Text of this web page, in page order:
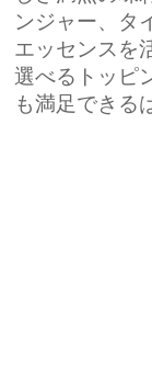
ンジャー、タ
エッセンスを
選べるトッピ
も満足できる